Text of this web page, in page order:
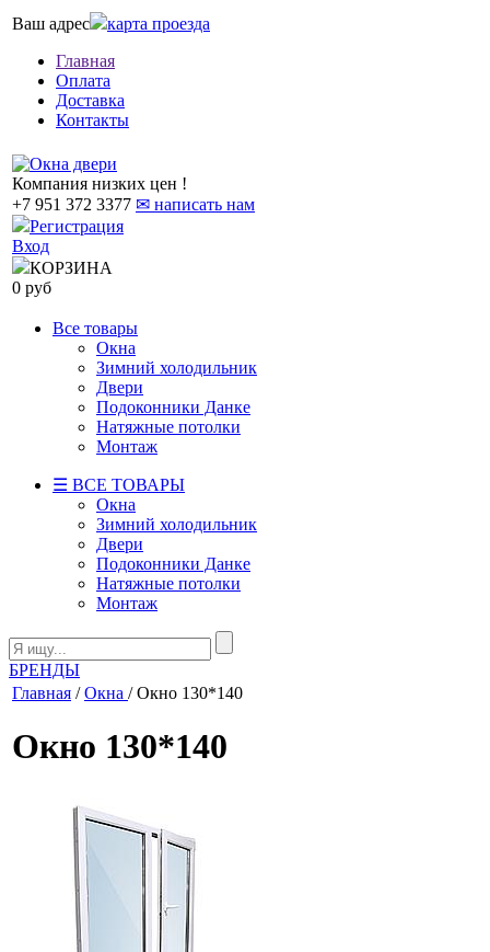
Ваш адрес
карта проезда
Главная
Оплата
Доставка
Контакты
Компания низких цен !
+7 951 372 3377 ✉ написать нам
Регистрация
Вход
КОРЗИНА
0 руб
Все товары
Окна
Зимний холодильник
Двери
Подоконники Данке
Натяжные потолки
Монтаж
☰ ВСЕ ТОВАРЫ
Окна
Зимний холодильник
Двери
Подоконники Данке
Натяжные потолки
Монтаж
БРЕНДЫ
Главная /Окна / Окно 130*140
Окно 130*140